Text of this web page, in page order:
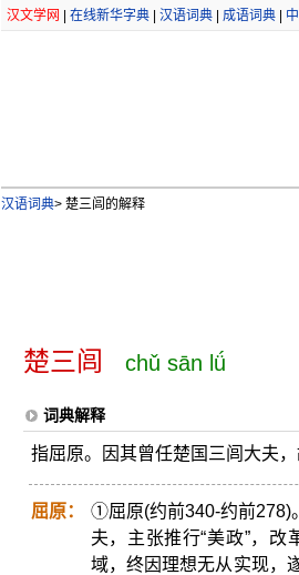
汉文学网 在线新华字典| 汉语词典| 成语词典|
汉语词典>楚三闾的解释
楚三闾 chǔ sān lǘ
词典解释
指屈原。因其曾任楚国三闾大夫，
屈原：
①屈原(约前340-约前278)
夫，主张推行“美政”，
域，终因理想无从实现，